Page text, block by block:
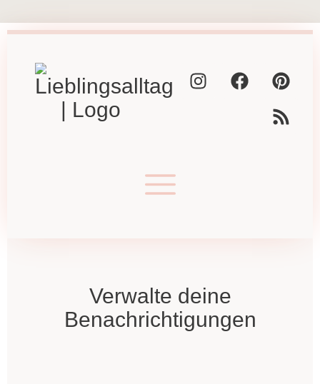
Verwalte deine
Benachrichtigungen